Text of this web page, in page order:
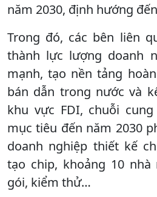
năm 2030, định hướng
Trong đó, các bên liên
thành lực lượng doanh
mạnh, tạo nền tảng
bán dẫn trong nước và
khu vực FDI, chuỗi
mục tiêu đến năm 2030
doanh nghiệp thiết kế
tạo chip, khoảng 10
gói, kiểm thử…